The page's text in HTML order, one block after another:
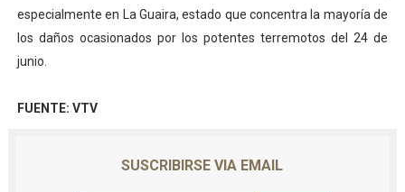
especialmente en La Guaira, estado que concentra la mayoría de
los daños ocasionados por los potentes terremotos del 24 de
junio.
FUENTE: VTV
SUSCRIBIRSE VIA EMAIL